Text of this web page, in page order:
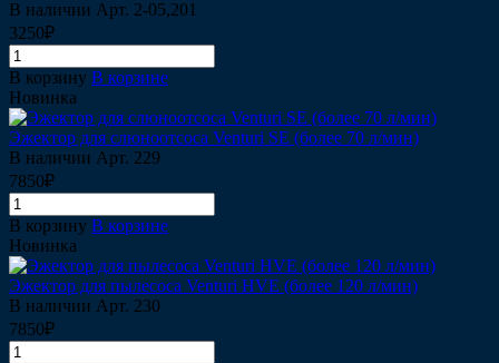
В наличии Арт. 2-05,201
3250₽
В корзину В корзине
Новинка
Эжектор для слюноотсоса Venturi SE (более 70 л/мин)
В наличии Арт. 229
7850₽
В корзину В корзине
Новинка
Эжектор для пылесоса Venturi HVE (более 120 л/мин)
В наличии Арт. 230
7850₽